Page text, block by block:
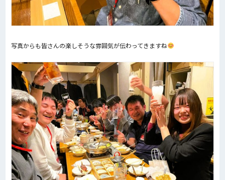
写真からも皆さんの楽しそうな雰囲気が伝わってきますね